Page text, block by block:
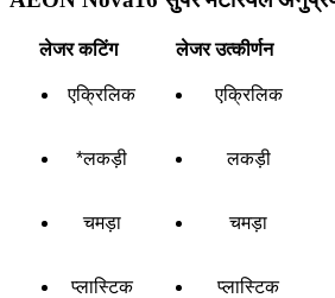
लेजर कटिंग लेजर उत्कीर्णन
एक्रिलिक एक्रिलिक
*लकड़ी लकड़ी
चमड़ा चमड़ा
प्लास्टिक प्लास्टिक